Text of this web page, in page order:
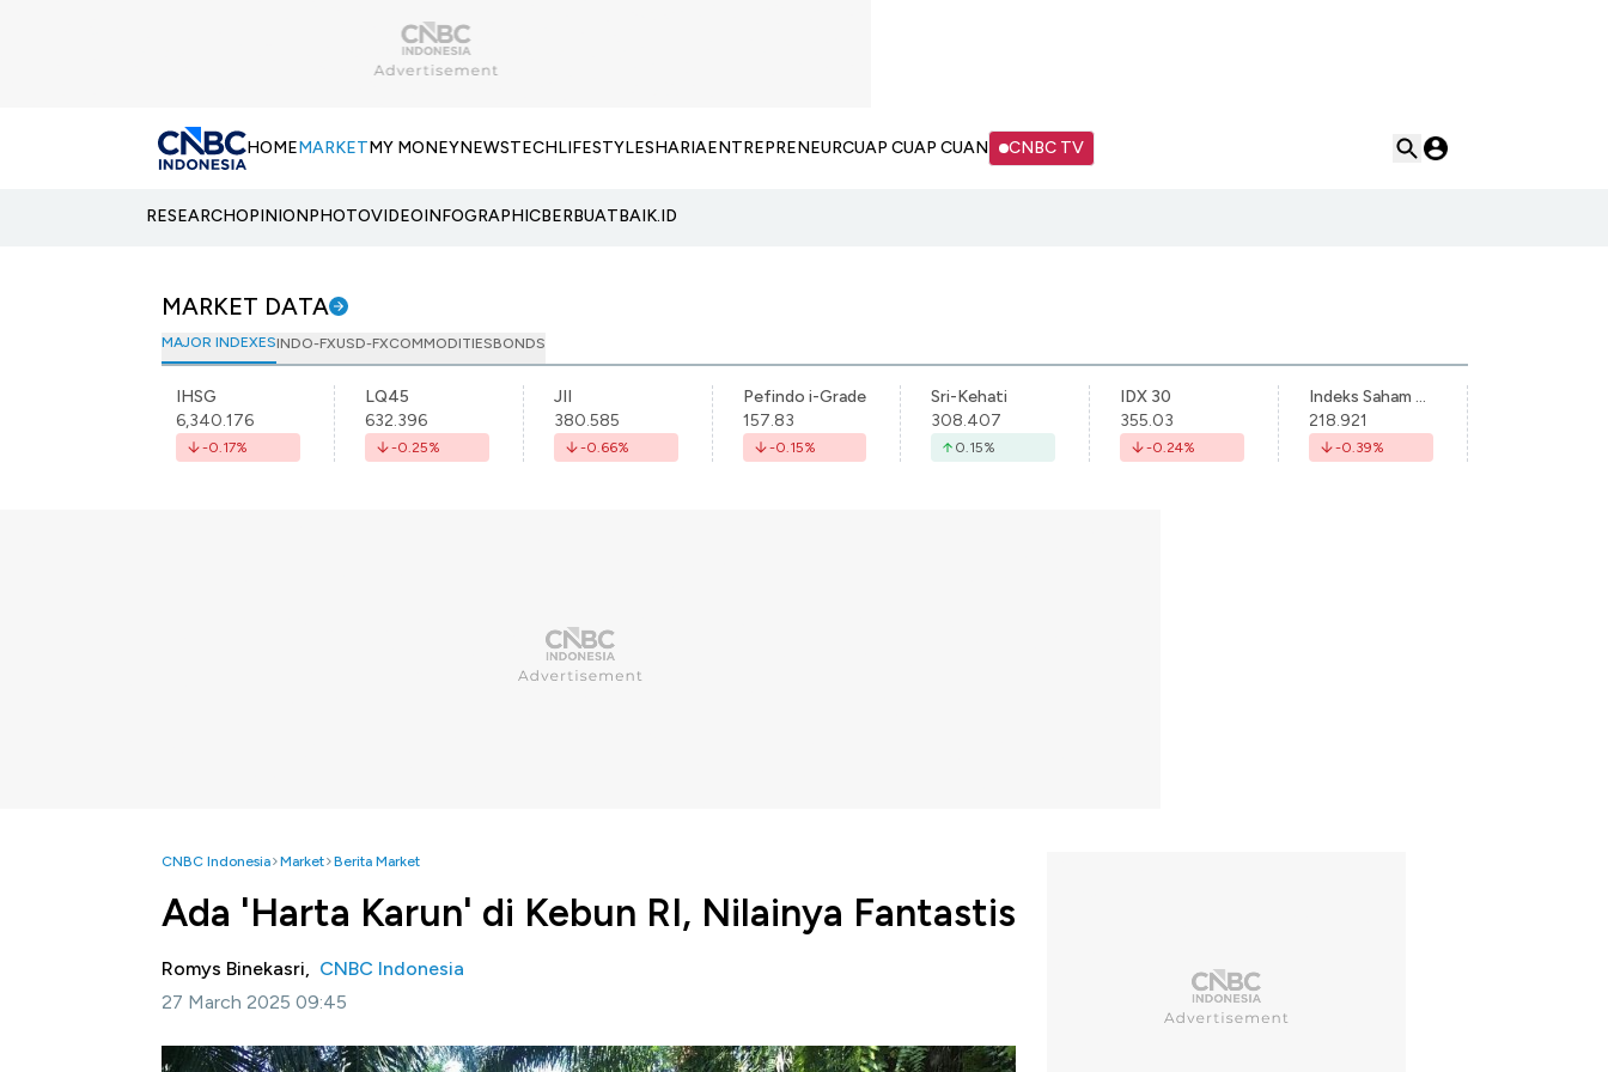
HOMEMARKETMY MONEYNEWSTECHLIFESTYLESHARIAENTREPRENEURCUAP CUAP CUAN CNBC TV
RESEARCHOPINIONPHOTOVIDEOINFOGRAPHICBERBUATBAIK.ID
MARKET DATA
MAJOR INDEXESINDO-FXUSD-FXCOMMODITIESBONDS
IHSG
6,340.176
-0.17%
LQ45
632.396
-0.25%
JII
380.585
-0.66%
Pefindo i-Grade
157.83
-0.15%
Sri-Kehati
308.407
0.15%
IDX 30
355.03
-0.24%
Indeks Saham Syariah Indonesia
218.921
-0.39%
CNBC Indonesia Market Berita Market
Ada 'Harta Karun' di Kebun RI, Nilainya Fantastis
Romys Binekasri, CNBC Indonesia
27 March 2025 09:45